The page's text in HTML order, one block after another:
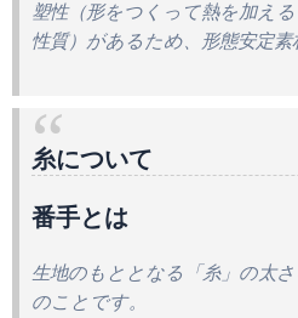
塑性（形をつくって熱を加え
性質）があるため、形態安定素
糸について
番手とは
生地のもととなる「糸」の太さ
のことです。